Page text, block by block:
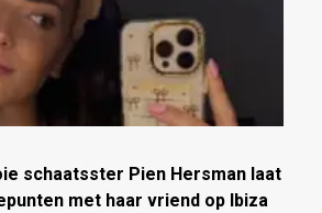
schaatsster Pien Hersman laat
met haar vriend op Ibiza